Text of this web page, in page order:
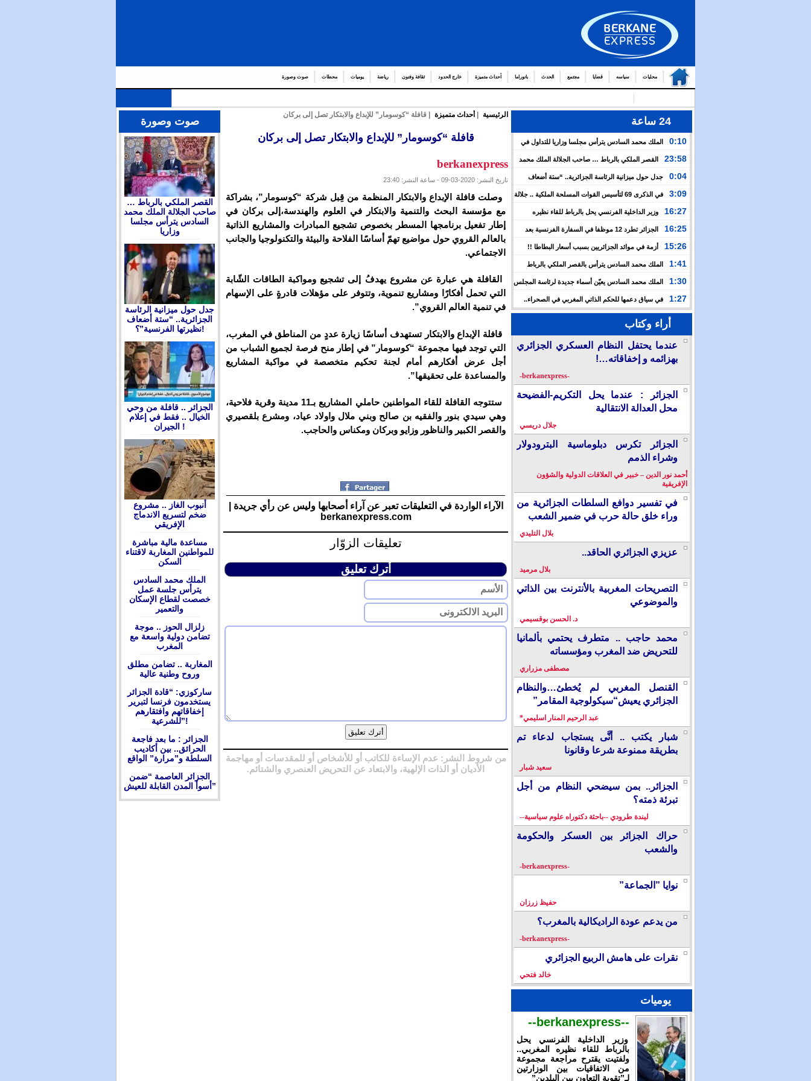
محليات سياسه قضايا مجتمع الحدث بانوراما أحداث متميزة خارج الحدود ثقافة وفنون رياضة يوميات محطات صوت وصورة
عدد من العمال والو
24 ساعة
0:10
الملك محمد السادس يترأس مجلسا وزاريا للتداول في
23:58
القصر الملكي بالرباط … صاحب الجلالة الملك محمد
السادس يترأس مجلسا وزاريا
0:04
جدل حول ميزانية الرئاسة الجزائرية.. “ستة أضعاف
نظيرتها الفرنسية”؟!
3:09
في الذكرى 69 لتأسيس القوات المسلحة الملكية .. جلالة
الملك يدعو لمواصلة التعبئة من أجل تعزيز قوة الجيش وينوه بورش
16:27
وزير الداخلية الفرنسي يحل بالرباط للقاء نظيره
المغربي.. ولفتيت يقترح مراجعة مجموعة من الاتفاقيات بين
16:25
الجزائر تطرد 12 موظفا في السفارة الفرنسية بعد
اعتقال مسؤولها القنصلي وباريس تهدد إما التراجع أو الرد بقوة
15:26 أزمة في موائد الجزائريين بسبب أسعار البطاطا !!
1:41
الملك محمد السادس يترأس بالقصر الملكي بالرباط
حفلا دينيا إحياء لليلة القدر
1:30
الملك محمد السادس يعيّن أسماء جديدة لرئاسة المجلس
الأعلى للتكوين والبحث العلمي والمندوبية الوزارية لحقوق الإنسان
1:27
في سياق دعمها للحكم الذاتي المغربي في الصحراء..
إسبانيا تشرع في إدراج “المسيرة الخضراء” ضمن مقرراتها
الدراسيةأراء وكتاب
عندما يحتفل النظام العسكري الجزائري
بهزائمه و إخفاقاته…!
-berkanexpress-
الجزائر : عندما يحل التكريم-الفضيحة
محل العدالة الانتقالية
جلال دريسي
الجزائر تكرس دبلوماسية البترودولار
وشراء الذمم
أحمد نور الدين – خبير في العلاقات الدولية والشؤون
الإفريقية
في تفسير دوافع السلطات الجزائرية من
وراء خلق حالة حرب في ضمير الشعب
بلال التليدي
عزيزي الجزائري الحاقد..
بلال مرميد
التصريحات المغربية بالأنترنت بين الذاتي
والموضوعي
د. الحسن بوقسيمي
محمد حاجب .. متطرف يحتمي بألمانيا
للتحريض ضد المغرب ومؤسساته
مصطفى مزراري
القنصل المغربي لم يُخطئ…والنظام
الجزائري يعيش“سيكولوجية المقامر”
عبد الرحيم المنار اسليمي*
شبار يكتب .. أنَّى يستجاب لدعاء تم
بطريقة ممنوعة شرعا وقانونا
سعيد شبار
الجزائر.. بمن سيضحي النظام من أجل
تبرئة ذمته؟
ليندة طرودي --باحثة دكتوراه علوم سياسية--
حراك الجزائر بين العسكر والحكومة
والشعب
-berkanexpress-
نوايا ”الجماعة”
حفيظ زرزان
من يدعم عودة الراديكالية بالمغرب؟
-berkanexpress-
نقرات على هامش الربيع الجزائري
خالد فتحي
يوميات
--berkanexpress--
وزير الداخلية الفرنسي يحل
بالرباط للقاء نظيره المغربي..
ولفتيت يقترح مراجعة مجموعة
من الاتفاقيات بين الوزارتين
لـ”تقوية التعاون بين البلدين”
الرئيسية أحداث متميزة | قافلة “كوسومار” للإبداع والابتكار تصل إلى بركان
قافلة “كوسومار” للإبداع والابتكار تصل إلى بركان
berkanexpress
تاريخ النشر: 2020-03-09 - ساعة النشر: 23:40
وصلت قافلة الإبداع والابتكار المنظمة من قِبل شركة “كوسومار”، بشراكة
مع مؤسسة البحث والتنمية والابتكار في العلوم والهندسة،إلى بركان في
إطار تفعيل برنامجها المسطر بخصوص تشجيع المبادرات والمشاريع الذاتية
بالعالم القروي حول مواضيع تهمّ أساسًا الفلاحة والبيئة والتكنولوجيا والجانب
الاجتماعي.
القافلة هي عبارة عن مشروع يهدفُ إلى تشجيع ومواكبة الطاقات الشّابة
التي تحمل أفكارًا ومشاريع تنموية، وتتوفر على مؤهلات قادرةٍ على الإسهام
في تنمية العالم القروي”.
قافلة الإبداع والابتكار تستهدف أساسًا زيارة عددٍ من المناطق في المغرب،
التي توجد فيها مجموعة “كوسومار” في إطار منح فرصة لجميع الشباب من
أجل عرض أفكارهم أمام لجنة تحكيم متخصصة في مواكبة المشاريع
والمساعدة على تحقيقها”.
ستتوجه القافلة للقاء المواطنين حاملي المشاريع بـ11 مدينة وقرية فلاحية،
وهي سيدي بنور والفقيه بن صالح وبني ملال واولاد عياد، ومشرع بلقصيري
والقصر الكبير والناظور وزايو وبركان ومكناس والحاجب.
الآراء الواردة في التعليقات تعبر عن آراء أصحابها وليس عن رأي جريدة |
berkanexpress.com
تعليقات الزوّار
أترك تعليق
من شروط النشر: عدم الإساءة للكاتب أو للأشخاص أو للمقدسات أو مهاجمة
الأديان أو الذات الإلهية، والابتعاد عن التحريض العنصري والشتائم.
صوت وصورة
القصر الملكي بالرباط …
صاحب الجلالة الملك محمد
السادس يترأس مجلسا
وزاريا
جدل حول ميزانية الرئاسة
الجزائرية.. “ستة أضعاف
نظيرتها الفرنسية”؟!
الجزائر .. قافلة من وحي
الخيال .. فقط في إعلام
الجيران !
أنبوب الغاز .. مشروع
ضخم لتسريع الاندماج
الإفريقي
مساعدة مالية مباشرة
للمواطنين المغاربة لاقتناء
السكن
الملك محمد السادس
يترأس جلسة عمل
خصصت لقطاع الإسكان
والتعمير
زلزال الحوز .. موجة
تضامن دولية واسعة مع
المغرب
المغاربة .. تضامن مطلق
وروح وطنية عالية
ساركوزي: “قادة الجزائر
يستخدمون فرنسا لتبرير
إخفاقاتهم وافتقارهم
للشرعية”!
الجزائر : ما بعد فاجعة
الحرائق.. بين أكاديب
السلطة و”مرارة” الواقع
الجزائر العاصمة “ضمن
أسوأ المدن القابلة للعيش”